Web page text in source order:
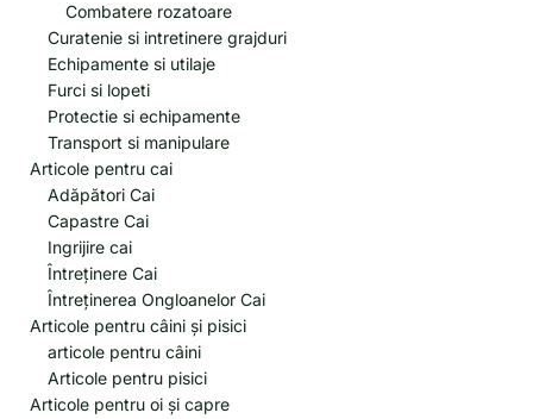
Combatere rozatoare
Curatenie si intretinere grajduri
Echipamente si utilaje
Furci si lopeti
Protectie si echipamente
Transport si manipulare
Articole pentru cai
Adăpători Cai
Capastre Cai
Ingrijire cai
Întreținere Cai
Întreținerea Ongloanelor Cai
Articole pentru câini și pisici
articole pentru câini
Articole pentru pisici
Articole pentru oi și capre